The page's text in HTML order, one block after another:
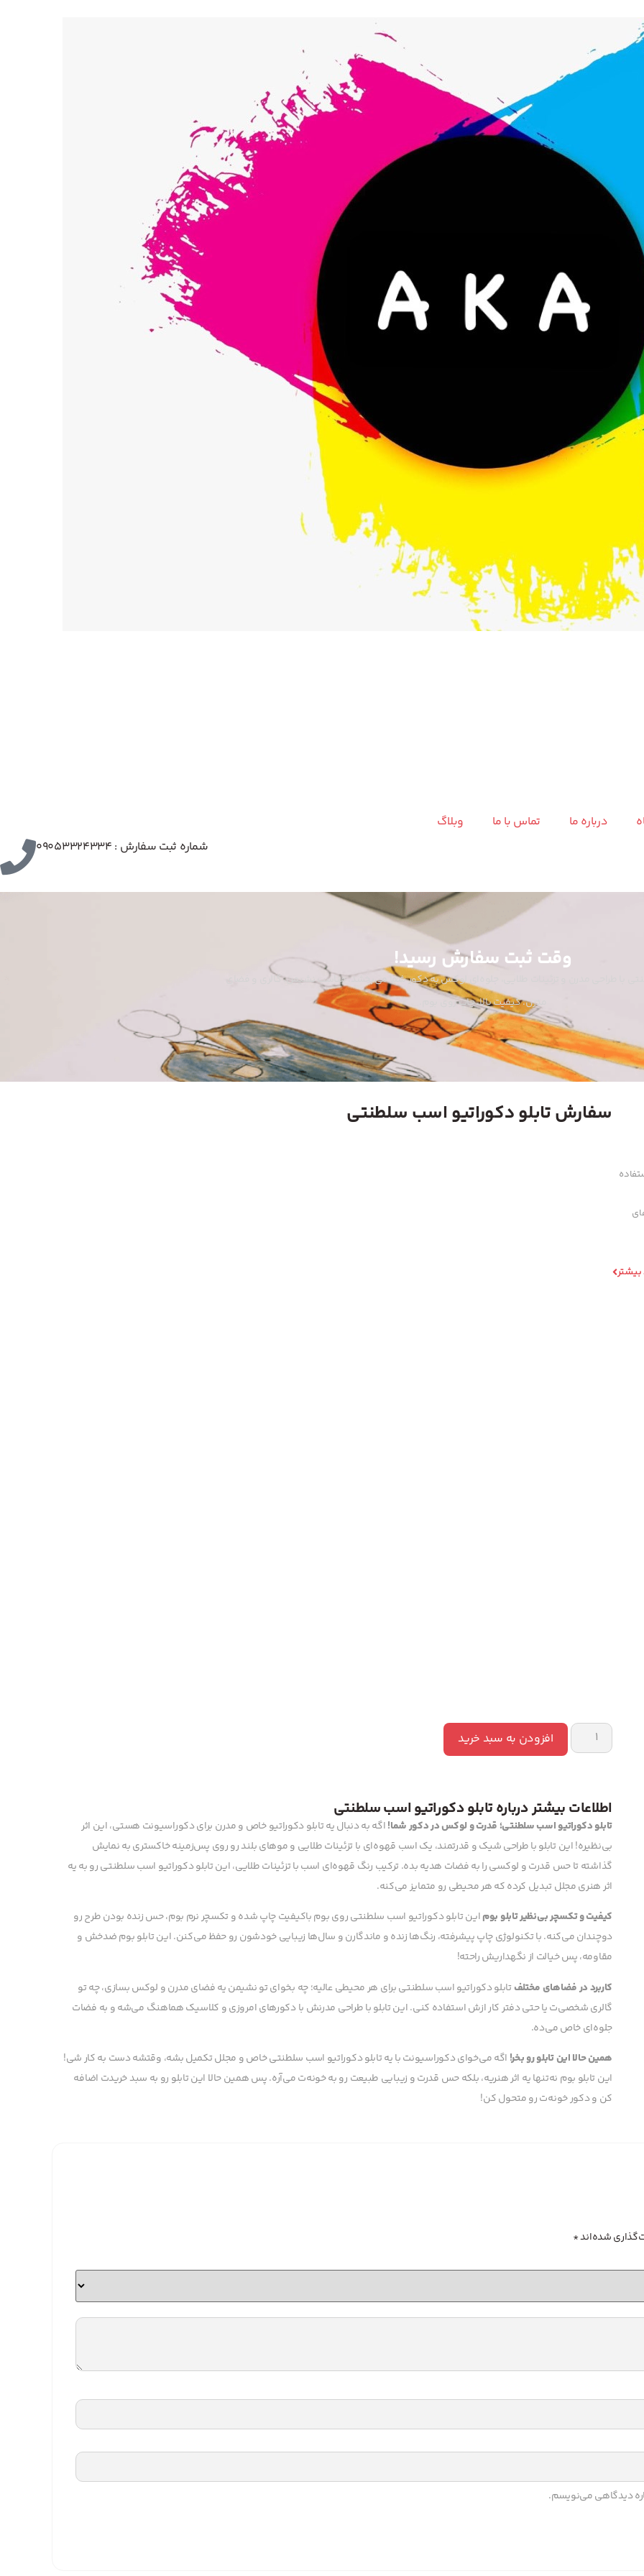
درباره ما تماس با ما
وبلاگ
شماره ثبت سفارش : 09053324334
وقت ثبت سفارش رسید!
با طراحی مدرن و تزئینات طلایی، جلوه‌ای لوکس به دکور شما می‌بخشد. مناسب نشیمن، گالری و فضای
مدرن. کیفیت بالا، چاپ روی بوم.
بیشتر
سفارش تابلو دکوراتیو اسب سلطنتی
افزودن به سبد خرید
اطلاعات بیشتر درباره تابلو دکوراتیو اسب سلطنتی
تابلو دکوراتیو اسب سلطنتی؛ قدرت و لوکس در دکور شما!اگه به دنبال یه تابلو دکوراتیو خاص و مدرن برای دکوراسیونت هستی، این اثر
بی‌نظیره! این تابلو با طراحی شیک و قدرتمند، یک اسب قهوه‌ای با تزئینات طلایی و موهای بلند رو روی پس‌زمینه خاکستری به نمایش
گذاشته تا حس قدرت و لوکسی را به فضات هدیه بده. ترکیب رنگ قهوه‌ای اسب با تزئینات طلایی، این تابلو دکوراتیو اسب سلطنتی رو به یه
اثر هنری مجلل تبدیل کرده که هر محیطی رو متمایز می‌کنه.
کیفیت و تکسچر بی‌نظیر تابلو بوماین تابلو دکوراتیو اسب سلطنتی روی بوم باکیفیت چاپ شده و تکسچر نرم بوم، حس زنده بودن طرح رو
دوچندان می‌کنه. با تکنولوژی چاپ پیشرفته، رنگ‌ها زنده و ماندگارن و سال‌ها زیبایی خودشون رو حفظ می‌کنن. این تابلو بوم ضدخش و
مقاومه، پس خیالت از نگهداریش راحته!
کاربرد در فضاهای مختلف تابلو دکوراتیو اسب سلطنتی برای هر محیطی عالیه؛ چه بخوای تو نشیمن یه فضای مدرن و لوکس بسازی، چه تو
گالری شخصی‌ت یا حتی دفتر کار ازش استفاده کنی. این تابلو با طراحی مدرنش با دکورهای امروزی و کلاسیک هماهنگ می‌شه و به فضات
جلوه‌ای خاص می‌ده.
همین حالا این تابلو رو بخر! اگه می‌خوای دکوراسیونت با یه تابلو دکوراتیو اسب سلطنتی خاص و مجلل تکمیل بشه، وقتشه دست به کار شی!
این تابلو بوم نه‌تنها یه اثر هنریه، بلکه حس قدرت و زیبایی طبیعت رو به خونه‌ت می‌آره. پس همین حالا این تابلو رو به سبد خریدت اضافه
کن و دکور خونه‌ت رو متحول کن!
شده‌اند*
دیدگاهی می‌نویسم.